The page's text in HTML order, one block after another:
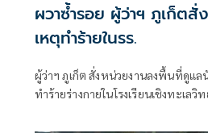
ผวาซ้ำรอย ผู้ว่าฯ ภูเก็ตสั่
เหตุทำร้ายในรร.
ผู้ว่าฯ ภูเก็ต สั่งหน่วยงานลงพื้นที่ดูแล
ทำร้ายร่างกายในโรงเรียนเชิงทะเล